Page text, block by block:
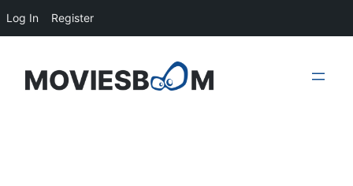
content
Log In Register